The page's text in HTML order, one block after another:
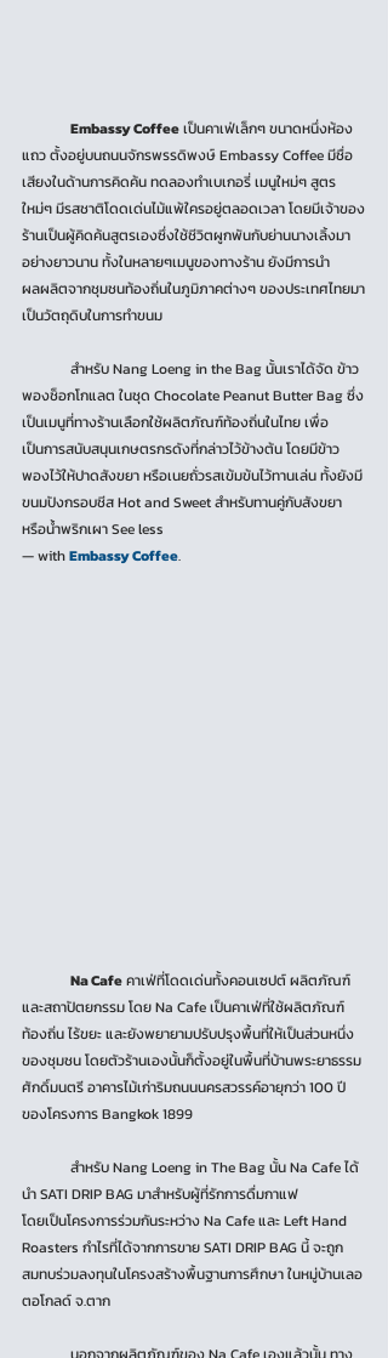
Embassy Coffee เป็นคาเฟ่เล็กๆ ขนาดหนึ่งห้อง
แถว ตั้งอยู่บนถนนจักรพรรดิพงษ์ Embassy Coffee มีชื่อ
เสียงในด้านการคิดค้น ทดลองทำเบเกอรี่ เมนูใหม่ๆ สูตร
ใหม่ๆ มีรสชาติโดดเด่นไม้แพ้ใครอยู่ตลอดเวลา โดยมีเจ้าของ
ร้านเป็นผู้คิดค้นสูตรเองซึ่งใช้ชีวิตผูกพันกับย่านนางเลิ้งมา
อย่างยาวนาน ทั้งในหลายๆเมนูของทางร้าน ยังมีการนำ
ผลผลิตจากชุมชนท้องถิ่นในภูมิภาคต่างๆ ของประเทศไทยมา
เป็นวัตถุดิบในการทำขนม
พองช็อกโกแลต ในชุด Chocolate Peanut Butter Bag ซึ่ง
เป็นเมนูที่ทางร้านเลือกใช้ผลิตภัณฑ์ท้องถิ่นในไทย เพื่อ
เป็นการสนับสนุนเกษตรกรดังที่กล่าวไว้ข้างต้น โดยมีข้าว
พองไว้ให้ปาดสังขยา หรือเนยถั่วรสเข้มข้นไว้ทานเล่น ทั้งยังมี
ขนมปังกรอบชีส Hot and Sweet สำหรับทานคู่กับสังขยา
หรือน้ำพริกเผา See less
— with Embassy Coffee.
Na Cafe คาเฟ่ที่โดดเด่นทั้งคอนเซปต์ ผลิตภัณฑ์
และสถาปัตยกรรม โดย Na Cafe เป็นคาเฟ่ที่ใช้ผลิตภัณฑ์
ท้องถิ่น ไร้ขยะ และยังพยายามปรับปรุงพื้นที่ให้เป็นส่วนหนึ่ง
ของชุมชน โดยตัวร้านเองนั้นก็ตั้งอยู่ในพื้นที่บ้านพระยาธรรม
ศักดิ์มนตรี อาคารไม้เก่าริมถนนนครสวรรค์อายุกว่า 100 ปี
ของโครงการ Bangkok 1899
นำ SATI DRIP BAG มาสำหรับผู้ที่รักการดื่มกาแฟ
โดยเป็นโครงการร่วมกันระหว่าง Na Cafe และ Left Hand
Roasters กำไรที่ได้จากการขาย SATI DRIP BAG นี้ จะถูก
สมทบร่วมลงทุนในโครงสร้างพื้นฐานการศึกษา ในหมู่บ้านเลอ
ตอโกลด์ จ.ตาก